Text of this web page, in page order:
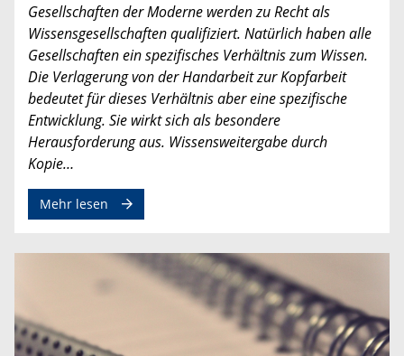
Gesellschaften der Moderne werden zu Recht als
Wissensgesellschaften qualifiziert. Natürlich haben alle
Gesellschaften ein spezifisches Verhältnis zum Wissen.
Die Verlagerung von der Handarbeit zur Kopfarbeit
bedeutet für dieses Verhältnis aber eine spezifische
Entwicklung. Sie wirkt sich als besondere
Herausforderung aus. Wissensweitergabe durch
Kopie…
Mehr lesen